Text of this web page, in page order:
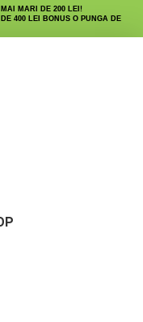
MARI DE 200 LEI!
400 LEI BONUS O PUNGA DE